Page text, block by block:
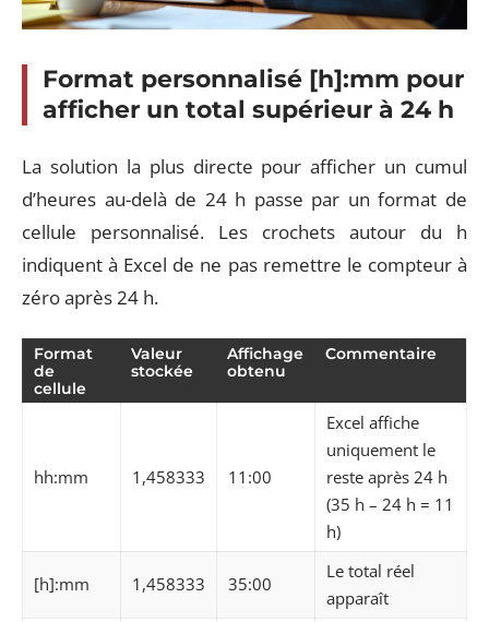
Format personnalisé [h]:mm pour
afficher un total supérieur à 24 h
La solution la plus directe pour afficher un cumul
d’heures au-delà de 24 h passe par un format de
cellule personnalisé. Les crochets autour du h
indiquent à Excel de ne pas remettre le compteur à
zéro après 24 h.
Format
de
cellule
Valeur
stockée
Affichage
obtenu
Commentaire
hh:mm 1,458333 11:00
Excel affiche
uniquement le
reste après 24 h
(35 h – 24 h = 11
h)
[h]:mm 1,458333 35:00
Le total réel
apparaît